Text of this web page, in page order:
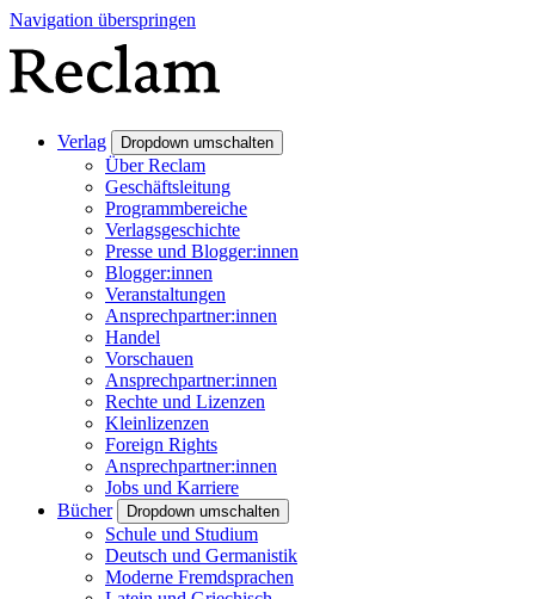
Navigation überspringen
Verlag Dropdown umschalten
Über Reclam
Geschäftsleitung
Programmbereiche
Verlagsgeschichte
Presse und Blogger:innen
Blogger:innen
Veranstaltungen
Ansprechpartner:innen
Handel
Vorschauen
Ansprechpartner:innen
Rechte und Lizenzen
Kleinlizenzen
Foreign Rights
Ansprechpartner:innen
Jobs und Karriere
Bücher
Dropdown umschalten
Schule und Studium
Deutsch und Germanistik
Moderne Fremdsprachen